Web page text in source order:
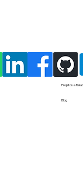
Projetos e
Blog